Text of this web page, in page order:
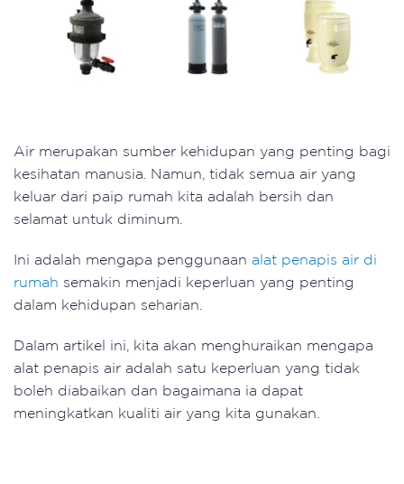
Air merupakan sumber kehidupan yang penting bagi
kesihatan manusia. Namun, tidak semua air yang
keluar dari paip rumah kita adalah bersih dan
selamat untuk diminum.
Ini adalah mengapa penggunaan alat penapis air di
rumah semakin menjadi keperluan yang penting
dalam kehidupan seharian.
Dalam artikel ini, kita akan menghuraikan mengapa
alat penapis air adalah satu keperluan yang tidak
boleh diabaikan dan bagaimana ia dapat
meningkatkan kualiti air yang kita gunakan.